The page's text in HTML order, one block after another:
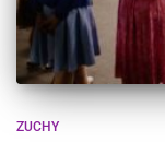
ZUCHY